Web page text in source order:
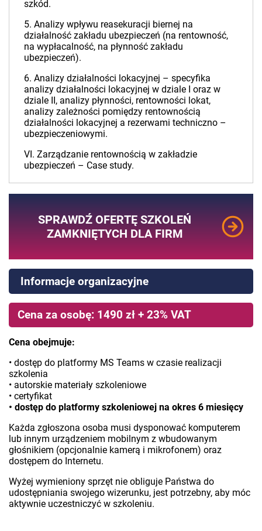
szkód.
5. Analizy wpływu reasekuracji biernej na
działalność zakładu ubezpieczeń (na rentowność,
na wypłacalność, na płynność zakładu
ubezpieczeń).
6. Analizy działalności lokacyjnej – specyfika
analizy działalności lokacyjnej w dziale I oraz w
dziale II, analizy płynności, rentowności lokat,
analizy zależności pomiędzy rentownością
działalności lokacyjnej a rezerwami techniczno –
ubezpieczeniowymi.
VI. Zarządzanie rentownością w zakładzie
ubezpieczeń – Case study.
SPRAWDŹ OFERTĘ SZKOLEŃ
ZAMKNIĘTYCH DLA FIRM
Informacje organizacyjne
Cena za osobę: 1490 zł + 23% VAT
Cena obejmuje:
• dostęp do platformy MS Teams w czasie realizacji
szkolenia
• autorskie materiały szkoleniowe
• certyfikat
• dostęp do platformy szkoleniowej na okres 6 miesięcy
Każda zgłoszona osoba musi dysponować komputerem
lub innym urządzeniem mobilnym z wbudowanym
głośnikiem (opcjonalnie kamerą i mikrofonem) oraz
dostępem do Internetu.
Wyżej wymieniony sprzęt nie obliguje Państwa do
udostępniania swojego wizerunku, jest potrzebny, aby móc
aktywnie uczestniczyć w szkoleniu.